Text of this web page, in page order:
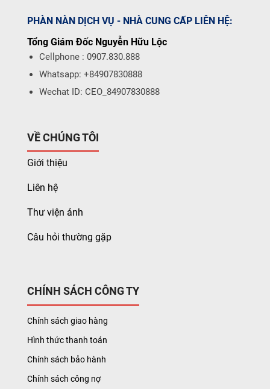
PHÀN NÀN DỊCH VỤ - NHÀ CUNG CẤP LIÊN HỆ:
Tổng Giám Đốc Nguyễn Hữu Lộc
Cellphone : 0907.830.888
Whatsapp: +84907830888
Wechat ID: CEO_84907830888
VỀ CHÚNG TÔI
Giới thiệu
Liên hệ
Thư viện ảnh
Câu hỏi thường gặp
CHÍNH SÁCH CÔNG TY
Chính sách giao hàng
Hình thức thanh toán
Chính sách bảo hành
Chính sách công nợ